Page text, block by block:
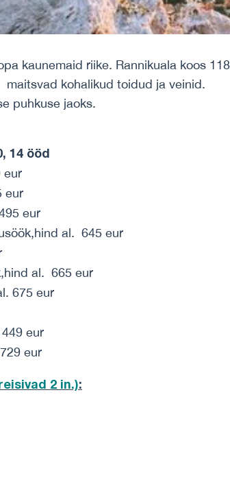
kaunemaid riike. Rannikuala koos
kohalikud toidud ja veinid.
puhkuse jaoks.
14 ööd
eur
eur
eur
al. 645 eur
al. 665 eur
675 eur
eur
eur
2 in.):